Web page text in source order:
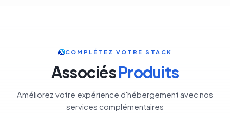
COMPLÉTEZ VOTRE STACK
AssociésProduits
Améliorez votre expérience d'hébergement avec nos
services complémentaires